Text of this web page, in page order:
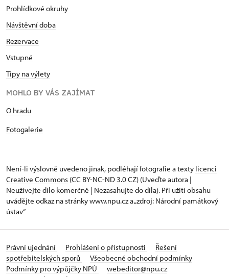
Prohlídkové okruhy
Návštěvní doba
Rezervace
Vstupné
Tipy na výlety
MOHLO BY VÁS ZAJÍMAT
O hradu
Fotogalerie
Není-li výslovně uvedeno jinak, podléhají fotografie a texty licenci
Creative Commons (CC BY-NC-ND 3.0 CZ) (Uveďte autora |
Neužívejte dílo komerčně | Nezasahujte do díla). Při užití obsahu
uvádějte odkaz na stránky www.npu.cz a „zdroj: Národní památkový
ústav“
Právní ujednání Prohlášení o přístupnosti
Řešení
spotřebitelských sporů
Všeobecné obchodní podmínky
Podmínky pro výpůjčky NPÚ
webeditor@npu.cz